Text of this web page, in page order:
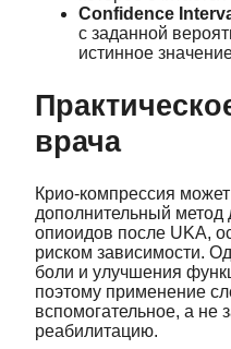
Confidence
с заданной
истинное
врача
Крио‑компрессия
дополнительный метод
опиоидов после UKA,
риском зависимости.
боли и улучшения
поэтому применение
вспомогательное, а
реабилитацию.